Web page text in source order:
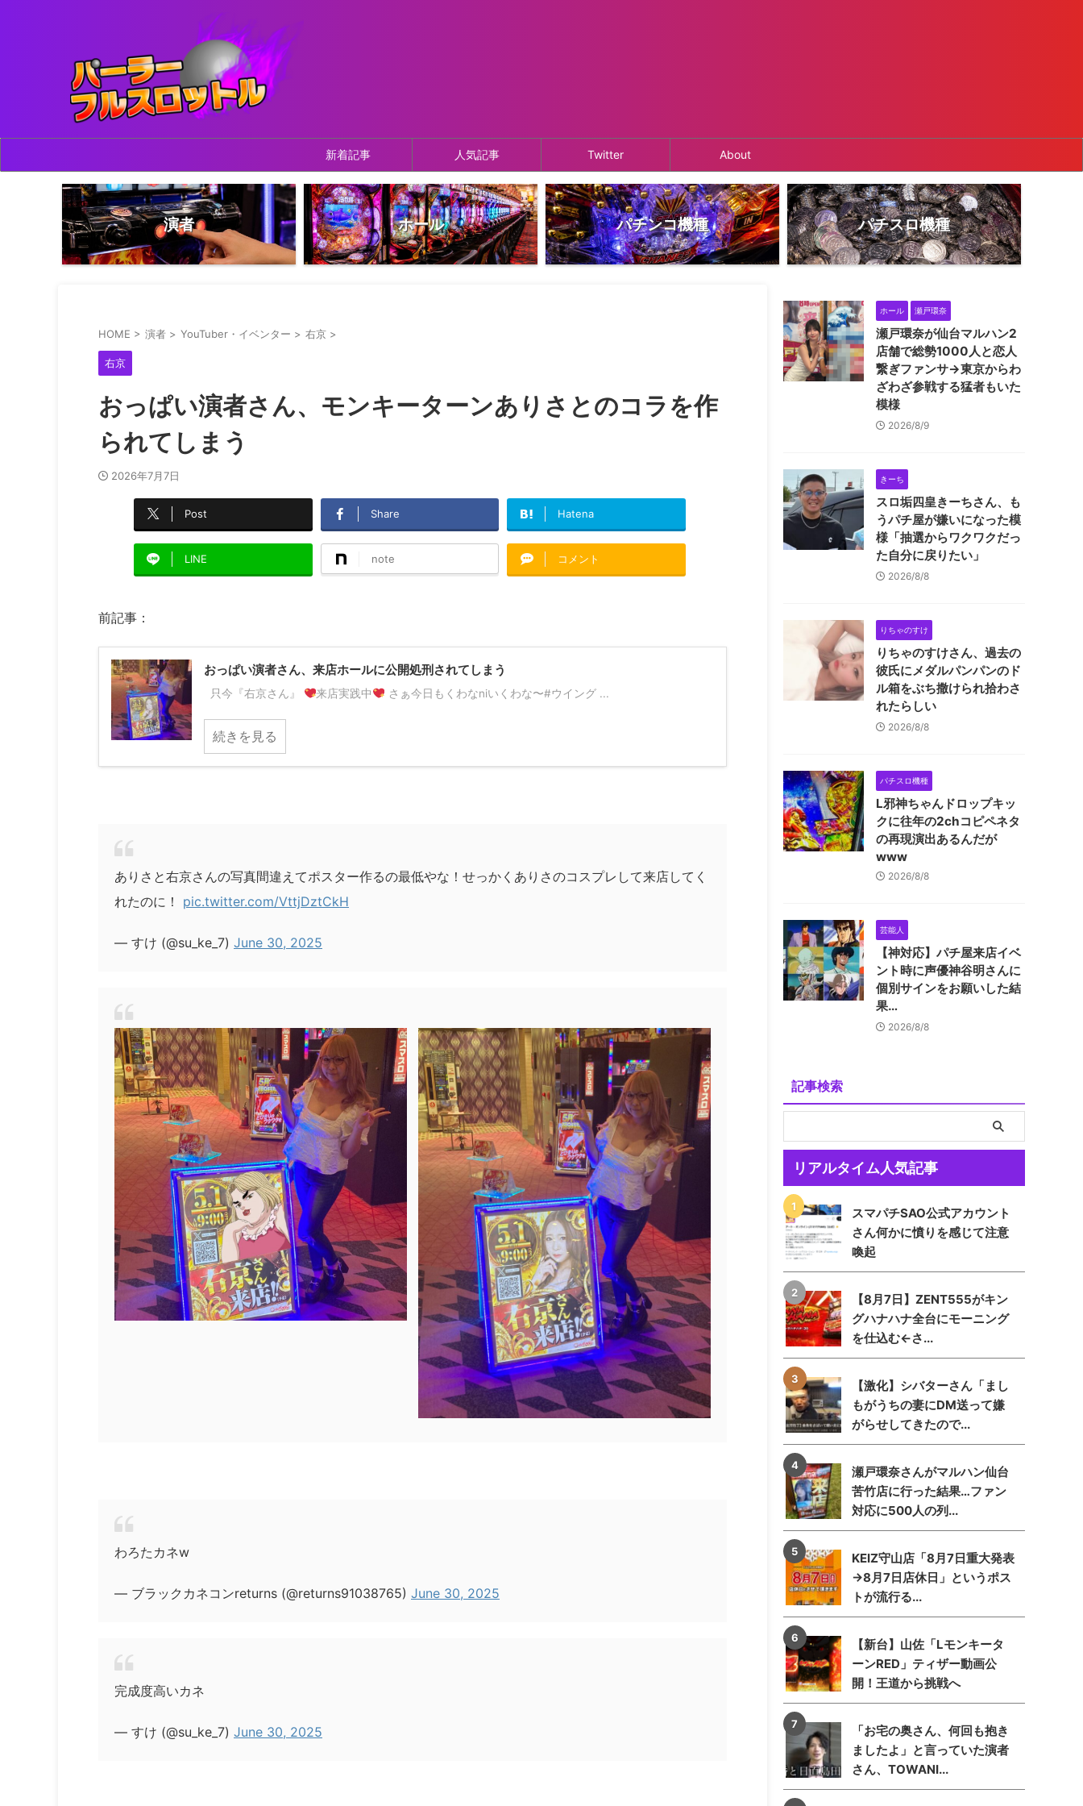
新着記事 人気記事 Twitter About
演者 ホール パチンコ機種 パチスロ機種
HOME > 演者 > YouTuber・イベンター > 右京 >
右京
おっぱい演者さん、モンキーターンありさとのコラを作
られてしまう
2026年7月7日
Post Share Hatena
LINE note コメント
前記事：
おっぱい演者さん、来店ホールに公開処刑されてしまう
只今『右京さん』 来店実践中 さぁ今日もくわなniいくわな〜#ウイング ...
続きを見る
ありさと右京さんの写真間違えてポスター作るの最低やな！せっかくありさのコスプレして来店してく
れたのに！ pic.twitter.com/VttjDztCkH
— すけ (@su_ke_7) June 30, 2025
わろたカネw
— ブラックカネコンreturns (@returns91038765) June 30, 2025
完成度高いカネ
— すけ (@su_ke_7) June 30, 2025
ホール 瀬戸環奈
瀬戸環奈が仙台マルハン2
店舗で総勢1000人と恋人
繋ぎファンサ→東京からわ
ざわざ参戦する猛者もいた
模様
2026/8/9
きーち
スロ垢四皇きーちさん、も
うパチ屋が嫌いになった模
様「抽選からワクワクだっ
た自分に戻りたい」
2026/8/8
りちゃのすけ
りちゃのすけさん、過去の
彼氏にメダルパンパンのド
ル箱をぶち撒けられ拾わさ
れたらしい
2026/8/8
パチスロ機種
L邪神ちゃんドロップキッ
クに往年の2chコピペネタ
の再現演出あるんだが
www
2026/8/8
芸能人
【神対応】パチ屋来店イベ
ント時に声優神谷明さんに
個別サインをお願いした結
果…
2026/8/8
記事検索
リアルタイム人気記事
スマパチSAO公式アカウント
さん何かに憤りを感じて注意
喚起
【8月7日】ZENT555がキン
グハナハナ全台にモーニング
を仕込む←さ...
【激化】シバターさん「まし
もがうちの妻にDM送って嫌
がらせしてきたので...
瀬戸環奈さんがマルハン仙台
苦竹店に行った結果…ファン
対応に500人の列...
KEIZ守山店「8月7日重大発表
→8月7日店休日」というポス
トが流行る...
【新台】山佐「Lモンキータ
ーンRED」ティザー動画公
開！王道から挑戦へ
「お宅の奥さん、何回も抱き
ましたよ」と言っていた演者
さん、TOWANI...